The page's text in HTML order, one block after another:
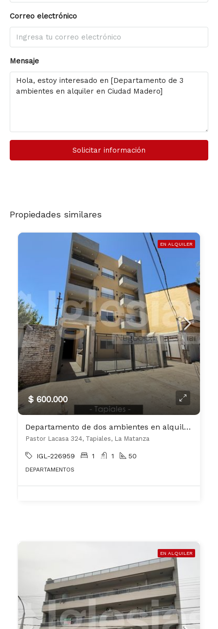
Correo electrónico
Mensaje
Solicitar información
Propiedades similares
EN ALQUILER
$ 600.000
Departamento de dos ambientes en alquiler en Tapiales
Pastor Lacasa 324, Tapiales, La Matanza
IGL-226959 1 1 50
DEPARTAMENTOS
EN ALQUILER